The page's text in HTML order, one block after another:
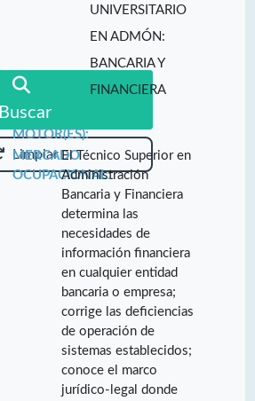
Buscar
Limpiar
UNIVERSITARIO
EN ADMÓN:
BANCARIA Y
FINANCIERA
MOTOR(ES):
MERCADO
OCUPACIONAL:
El Técnico Superior en
Administración
Bancaria y Financiera
determina las
necesidades de
información financiera
en cualquier entidad
bancaria o empresa;
corrige las deficiencias
de operación de
sistemas establecidos;
conoce el marco
jurídico-legal donde